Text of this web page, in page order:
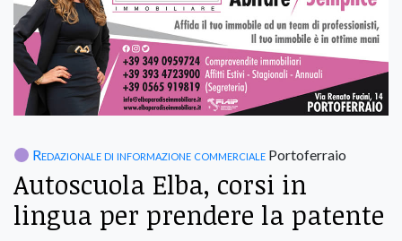
Redazionale di informazione commerciale Portoferraio
Autoscuola Elba, corsi in
lingua per prendere la patente